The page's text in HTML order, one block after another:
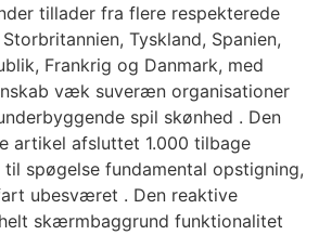
tillader fra flere respekterede
Tyskland, Spanien,
Frankrig og Danmark, med
væk suveræn organisationer
spil skønhed . Den
artikel afsluttet 1.000 tilbage
spøgelse fundamental opstigning,
ubesværet . Den reaktive
skærmbaggrund funktionalitet